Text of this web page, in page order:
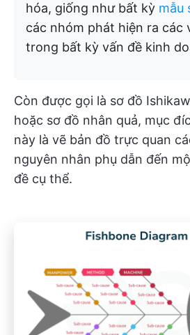
hóa, giống như bất kỳ mẫu
các nhóm phát hiện ra các
trong bất kỳ vấn đề kinh
Còn được gọi là sơ đồ
hoặc sơ đồ nhân quả, mục
này là vẽ bản đồ trực quan
nguyên nhân phụ dẫn đến
đề cụ thể.